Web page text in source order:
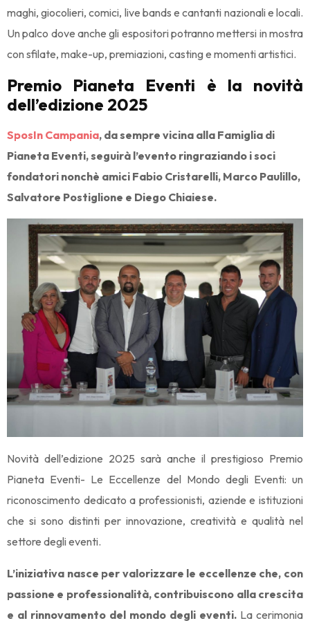
maghi, giocolieri, comici, live bands e cantanti nazionali e locali.
Un palco dove anche gli espositori potranno mettersi in mostra
con sfilate, make-up, premiazioni, casting e momenti artistici.
Premio Pianeta Eventi è la novità
dell’edizione 2025
SposIn Campania, da sempre vicina alla Famiglia di
Pianeta Eventi, seguirà l’evento ringraziando i soci
fondatori nonchè amici Fabio Cristarelli, Marco Paulillo,
Salvatore Postiglione e Diego Chiaiese.
Novità dell’edizione 2025 sarà anche il prestigioso Premio
Pianeta Eventi- Le Eccellenze del Mondo degli Eventi: un
riconoscimento dedicato a professionisti, aziende e istituzioni
che si sono distinti per innovazione, creatività e qualità nel
settore degli eventi.
L’iniziativa nasce per valorizzare le eccellenze che, con
passione e professionalità, contribuiscono alla crescita
e al rinnovamento del mondo degli eventi. La cerimonia